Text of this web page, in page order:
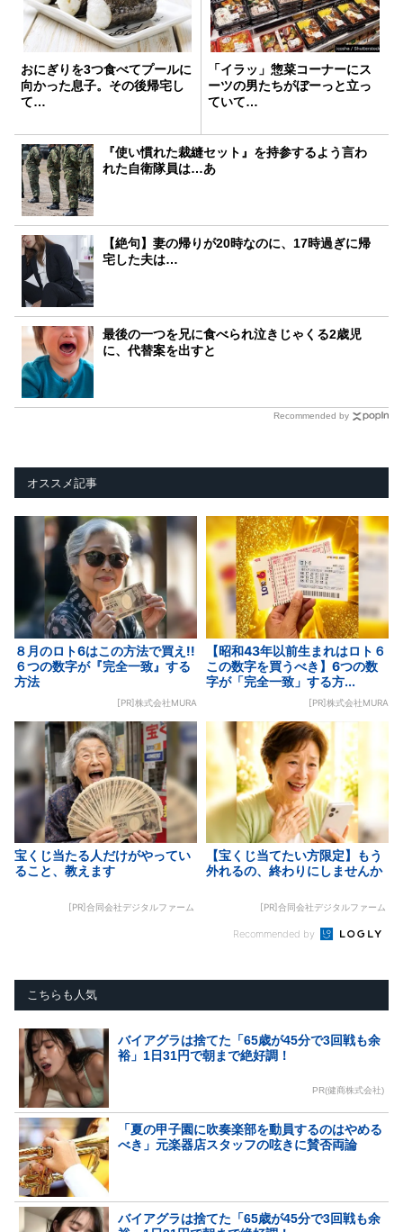
おにぎりを3つ食べてプールに
向かった息子。その後帰宅し
て…
「イラッ」惣菜コーナーにス
ーツの男たちがぼーっと立っ
ていて…
『使い慣れた裁縫セット』を持参するよう言わ
れた自衛隊員は…あ
【絶句】妻の帰りが20時なのに、17時過ぎに帰
宅した夫は…
最後の一つを兄に食べられ泣きじゃくる2歳児
に、代替案を出すと
Recommended by
オススメ記事
８月のロト6はこの方法で買え!!
６つの数字が『完全一致』する
方法
[PR]株式会社MURA
【昭和43年以前生まれはロト６
この数字を買うべき】6つの数
字が「完全一致」する方...
[PR]株式会社MURA
宝くじ当たる人だけがやってい
ること、教えます
[PR]合同会社デジタルファーム
【宝くじ当てたい方限定】もう
外れるの、終わりにしませんか
[PR]合同会社デジタルファーム
Recommended by
こちらも人気
バイアグラは捨てた「65歳が45分で3回戦も余
裕」1日31円で朝まで絶好調！
PR(健商株式会社)
「夏の甲子園に吹奏楽部を動員するのはやめる
べき」元楽器店スタッフの呟きに賛否両論
バイアグラは捨てた「65歳が45分で3回戦も余